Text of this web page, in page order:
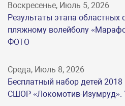
Воскресенье, Июль 5, 2026
Результаты этапа областных
пляжному волейболу
ФОТО
Среда, Июль 8, 2026
Бесплатный набор детей
СШОР «Локомотив-Изумруд».